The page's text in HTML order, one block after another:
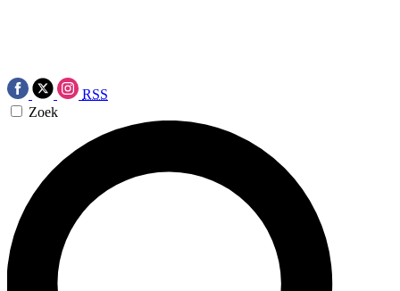
RSS
Zoek